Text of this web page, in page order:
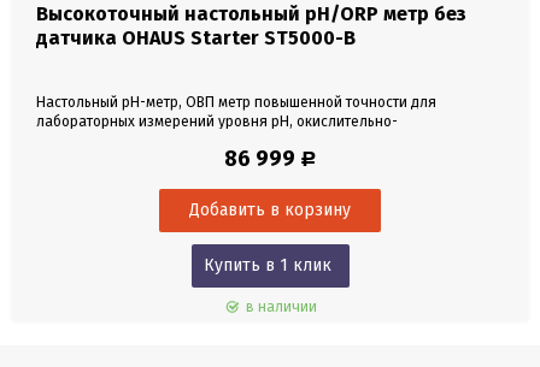
Высокоточный настольный pH/ORP метр без
датчика OHAUS Starter ST5000-B
Настольный pH-метр, ОВП метр повышенной точности для
лабораторных измерений уровня pH, окислительно-
отдельный держатель для электродов, защитная прозрачная
RS232. Автоматическая и ручная температурная компенсация....
86 999 Р
Купить в 1 клик
в наличии